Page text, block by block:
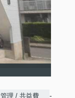
管理 / 共益費 -